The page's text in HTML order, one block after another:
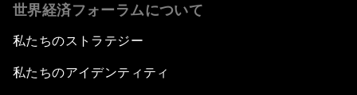
世界経済フォーラムについて
私たちのストラテジー
私たちのアイデンティティ